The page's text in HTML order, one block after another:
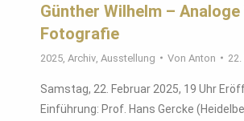
Günther Wilhelm –
Fotografie
2025 Archiv Ausstellung Von Anton
Samstag, 22. Februar 2025, 19 Uhr
Einführung: Prof. Hans Gercke